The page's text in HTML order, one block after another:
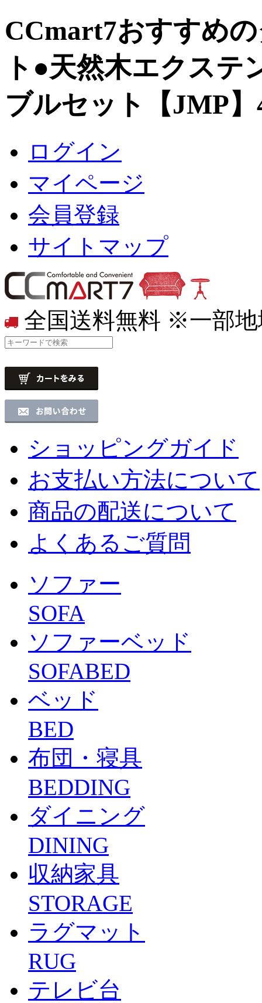
CCmart7おすすめ
ト ●天然木エクステ
ブルセット【JMP
ログイン
マイページ
会員登録
サイトマップ
全国送料無料 ※一部地
ショッピングガイド
お支払い方法について
商品の配送について
よくあるご質問
ソファー
SOFA
ソファーベッド
SOFABED
ベッド
BED
布団・寝具
BEDDING
ダイニング
DINING
収納家具
STORAGE
ラグマット
RUG
テレビ台